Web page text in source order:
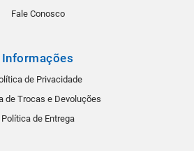
Fale Conosco
Informações
de Privacidade
de Trocas e Devoluções
Política de Entrega